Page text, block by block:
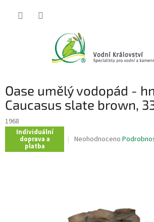
Oase umělý vodopád -
Caucasus slate brown,
1968
Individuální
doprava a
platba
Průměrné
hvězdiček.
Neohodnoceno